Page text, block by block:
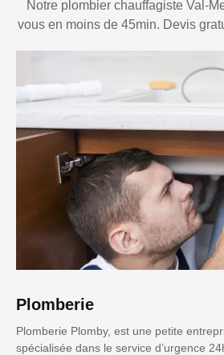
Notre plombier chauffagiste Val-
vous en moins de 45min. Devis
Plomberie
Plomberie Plomby, est une petite
spécialisée dans le service d’urgence